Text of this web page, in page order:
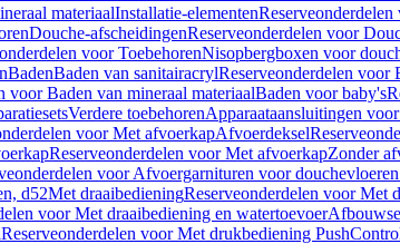
materiaalInstallatie-elementen
Douche-afscheidingenReserveonderdelen voor
voor ToebehorenNisopbergboxen voor
BadenBaden van sanitairacrylReserveonderdelen voor
voor Baden van mineraal materiaalBaden voor baby's
Verdere toebehorenApparaataansluitingen
voor Met afvoerkapAfvoerdeksel
Reserveonderdelen voor Met afvoerkapZonder
voor Afvoergarnituren voor douchevloeren
d52Met draaibedieningReserveonderdelen voor Met
voor Met draaibediening en watertoevoer
Reserveonderdelen voor Met drukbediening